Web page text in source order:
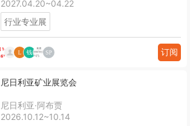
2027.04.20~04.22
行业专业展
订阅
尼日利亚矿业展览会
尼日利亚·阿布贾
2026.10.12~10.14